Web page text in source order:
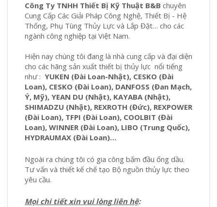
Công Ty TNHH Thiết Bị Kỹ Thuật B&B chuyên
Cung Cấp Các Giải Pháp Công Nghệ, Thiết Bị - Hệ
Thống, Phụ Tùng Thủy Lực và Lắp Đặt… cho các
ngành công nghiệp tại Việt Nam.
Hiện nay chúng tôi đang là nhà cung cấp và đại diện
cho các hãng sản xuất thiết bị thủy lực nổi tiếng
như : YUKEN (Đài Loan-Nhật), CESKO (Đài
Loan), CESKO (Đài Loan), DANFOSS (Đan Mạch,
Ý, Mỹ), YEAN DU (Nhật), KAYABA (Nhật),
SHIMADZU (Nhật), REXROTH (Đức), REXPOWER
(Đài Loan), TFPI (Đài Loan), COOLBIT (Đài
Loan), WINNER (Đài Loan), LIBO (Trung Quốc),
HYDRAUMAX (Đài Loan)…
Ngoài ra chúng tôi có gia công bấm đầu ống dầu.
Tư vấn và thiết kế chế tạo Bộ nguồn thủy lực theo
yêu cầu.
Mọi chi tiết xin vui lòng liên hệ: